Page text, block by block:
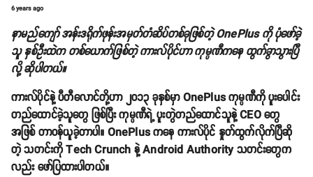
6 years ago
နာမည်ကျော် အန်းဒရိုက်ဖုန်းအမှတ်တံဆိပ်တစ်ခုဖြစ်တဲ့ OnePlus ကို ပုံဖော်ခဲ့
သူ နှစ်ဦးထဲက တစ်ယောက်ဖြစ်တဲ့ ကားလ်ပိုင်ဟာ ကုမ္ပဏီကနေ ထွက်ခွာသွားပြီ
လို့ ဆိုပါတယ်။
ကားလ်ပိုင်နဲ့ ပီတီလောင်တို့ဟာ ၂၀၁၃ ခုနှစ်မှာ OnePlus ကုမ္ပဏီကို ပူးပေါင်း
တည်ထောင်ခဲ့သူတွေ ဖြစ်ပြီး ကုမ္ပဏီရဲ့ ပူးတွဲတည်ထောင်သူနဲ့ CEO တွေ
အဖြစ် တာဝန်ယူခဲ့တာပါ။ OnePlus ကနေ ကားလ်ပိုင် နှုတ်ထွက်လိုက်ပြီဆို
တဲ့ သတင်းကို Tech Crunch နဲ့ Android Authority သတင်းတွေက
လည်း ဖော်ပြထားပါတယ်။